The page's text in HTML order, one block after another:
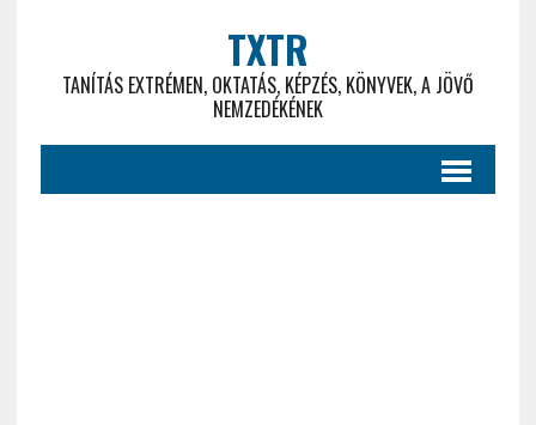
TXTR
TANÍTÁS EXTRÉMEN, OKTATÁS, KÉPZÉS, KÖNYVEK, A JÖVŐ
NEMZEDÉKÉNEK